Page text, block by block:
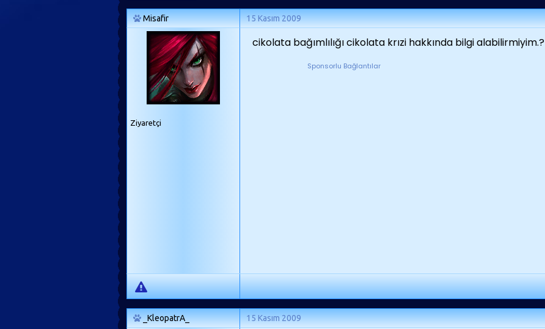
Misafir 15 Kasım 2009
Ziyaretçi
cikolata bağımlılığı cikolata krızi hakkında bilgi alabilirmiyim.?
Sponsorlu Bağlantılar
_KleopatrA_ 15 Kasım 2009